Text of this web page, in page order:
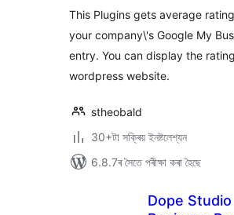
This Plugins gets average
your company\'s Google My
entry. You can display the
wordpress website.
stheobald
30+টা সক্ৰিয় ইনষ্টলেশ্যন
6.8.7ৰ সৈতে পৰীক্ষা কৰা হৈছে
Dope Studio